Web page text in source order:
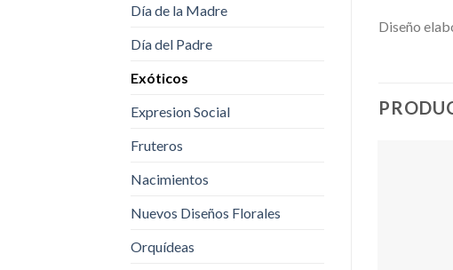
Día de la Madre
Día del Padre
Exóticos
Expresion Social
Fruteros
Nacimientos
Nuevos Diseños Florales
Orquídeas
Diseño